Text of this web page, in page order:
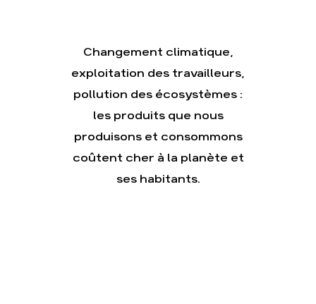
Espace
presse
Publications
Groupes
Changement climatique,
exploitation des travailleurs,
pollution des écosystèmes :
les produits que nous
produisons et consommons
coûtent cher à la planète et
ses habitants.